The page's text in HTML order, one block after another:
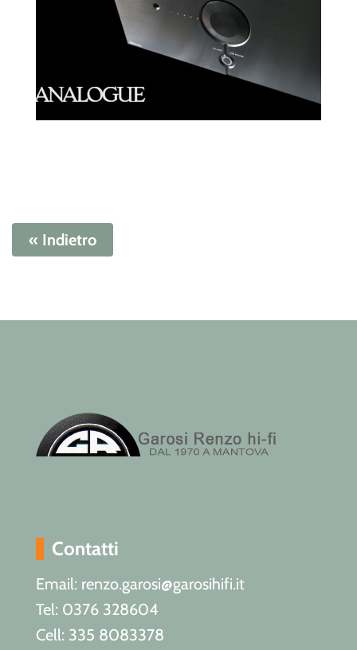
« Indietro
Contatti
Email: renzo.garosi@garosihifi.it
Tel: 0376 328604
Cell: 335 8083378